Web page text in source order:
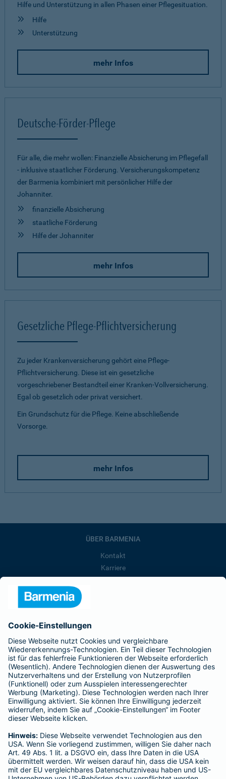
Hilfe und Unterstützung in allen Phasen einer Pflegesituation.
Hilfe
Unterstützung
mehr Infos
Deutsche-Förder-Pflege
Für alle, die mehr wollen: Finanzielle Absicherung im Pflegefall
- inklusive staatlicher Förderung. Versicherungskompetenz
der Barmenia kombiniert mit persönlicher Hilfe der
Johanniter.
finanzielle Absicherung
staatliche Förderung
Hilfe der Johanniter
mehr Infos
Gesetzliche Pflege-Pflichtversicherung
Zu jeder Krankenversicherung gehört eine Pflege-
Pflichtversicherung. Diese ist ein gesetzliche
vorgeschriebener Bestandteil einer Kranken-Vollversicherung.
Egal ob gesetzlich oder privat versichert.
Ein Grundschutz für die Pflege. Keine abschließende
Vorsorge.
mehr Infos
ÜBER BARMENIA
Kontakt
Karriere
Barmenia ist Teil der BarmeniaGothaer
BELIEBTE SEITEN
Kranken-Zusatzversicherung
Tierversicherungen
Haftpflichtversicherung
Hausratversicherung
Adresse ändern
Schaden melden
Kilometerstandsmeldung